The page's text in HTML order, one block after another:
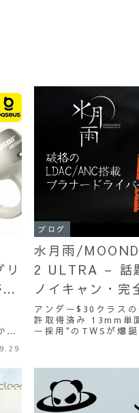
し
ブログ
水月雨/
2 ULTRA – 話
ノイキャン・完
邦最速クラス自
アンダー$30クラス
許取得済み 13mm単
ー採用"のTWSが爆誕